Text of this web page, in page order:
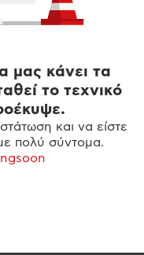
μας κάνει τα
το τεχνικό
και να είστε
πολύ σύντομα.